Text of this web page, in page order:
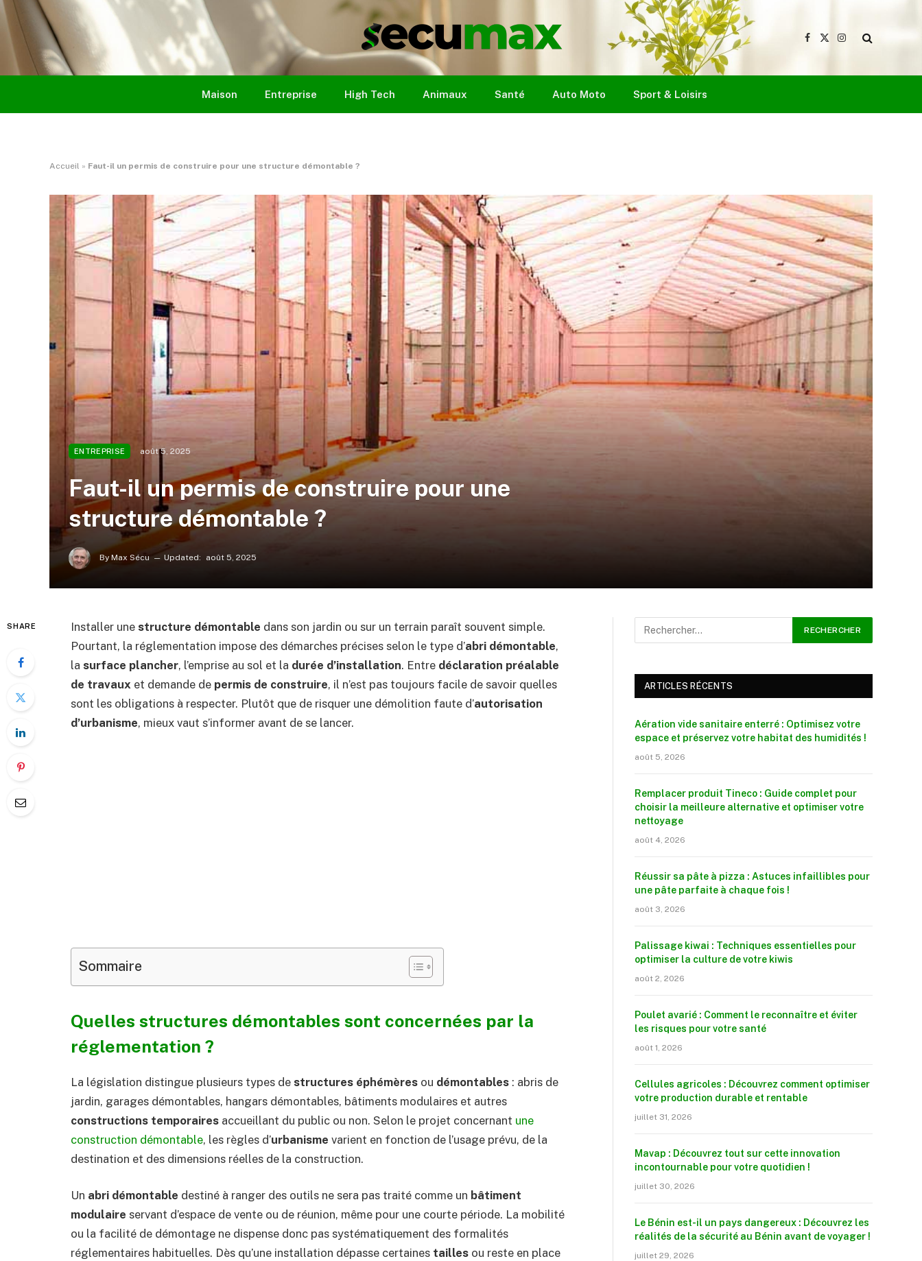
Facebook
X
Instagram
Maison Entreprise High Tech Animaux Santé Auto Moto Sport & Loisirs
Accueil » Faut-il un permis de construire pour une structure démontable ?
ENTREPRISE août 5, 2025
Faut-il un permis de construire pour une
structure démontable ?
By Max Sécu Updated: août 5, 2025
SHARE Installer une structure démontable dans son jardin ou sur un terrain paraît souvent simple.
Pourtant, la réglementation impose des démarches précises selon le type d’abri démontable,
la surface plancher, l’emprise au sol et la durée d’installation. Entre déclaration préalable
de travaux et demande de permis de construire, il n’est pas toujours facile de savoir quelles
sont les obligations à respecter. Plutôt que de risquer une démolition faute d’autorisation
d’urbanisme, mieux vaut s’informer avant de se lancer.
Sommaire
Quelles structures démontables sont concernées par la
réglementation ?
La législation distingue plusieurs types de structures éphémères ou démontables : abris de
jardin, garages démontables, hangars démontables, bâtiments modulaires et autres
constructions temporaires accueillant du public ou non. Selon le projet concernant une
construction démontable, les règles d’urbanisme varient en fonction de l’usage prévu, de la
destination et des dimensions réelles de la construction.
Un abri démontable destiné à ranger des outils ne sera pas traité comme un bâtiment
modulaire servant d’espace de vente ou de réunion, même pour une courte période. La mobilité
ou la facilité de démontage ne dispense donc pas systématiquement des formalités
réglementaires habituelles. Dès qu’une installation dépasse certaines tailles ou reste en place
ARTICLES RÉCENTS
Aération vide sanitaire enterré : Optimisez votre
espace et préservez votre habitat des humidités !
août 5, 2026
Remplacer produit Tineco : Guide complet pour
choisir la meilleure alternative et optimiser votre
nettoyage
août 4, 2026
Réussir sa pâte à pizza : Astuces infaillibles pour
une pâte parfaite à chaque fois !
août 3, 2026
Palissage kiwai : Techniques essentielles pour
optimiser la culture de votre kiwis
août 2, 2026
Poulet avarié : Comment le reconnaître et éviter
les risques pour votre santé
août 1, 2026
Cellules agricoles : Découvrez comment optimiser
votre production durable et rentable
juillet 31, 2026
Mavap : Découvrez tout sur cette innovation
incontournable pour votre quotidien !
juillet 30, 2026
Le Bénin est-il un pays dangereux : Découvrez les
réalités de la sécurité au Bénin avant de voyager !
juillet 29, 2026